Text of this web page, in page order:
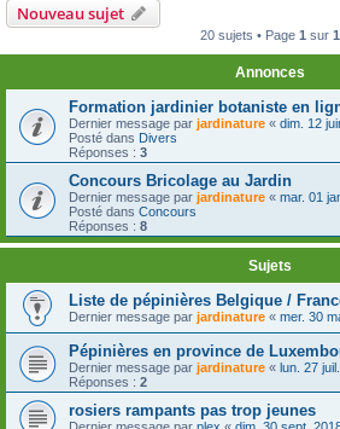
Nouveau sujet
20 sujets • Page 1 sur 1
Annonces
Formation jardinier botaniste en
Dernier message par jardinature « dim. 12
Posté dans Divers
Réponses : 3
Concours Bricolage au Jardin
Dernier message par jardinature « mar. 01
Posté dans Concours
Réponses : 8
Sujets
Liste de pépinières Belgique /
Dernier message par jardinature « mer. 30
Pépinières en province de
Dernier message par jardinature « lun. 27
Réponses : 2
rosiers rampants pas trop jeunes
Dernier message par plex « dim. 30 sept.